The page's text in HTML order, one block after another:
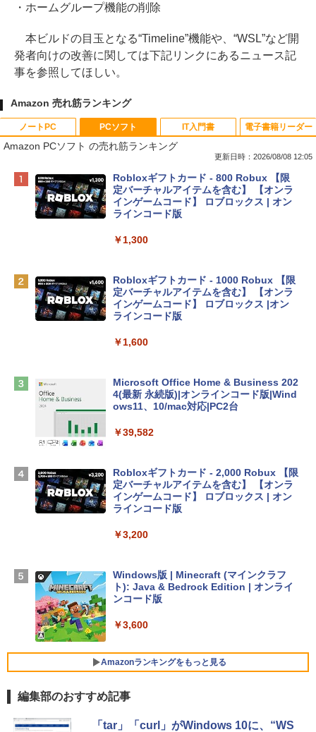
・ホームグループ機能の削除
本ビルドの目玉となる“Timeline”機能や、“WSL”など開
発者向けの改善に関しては下記リンクにあるニュース記
事を参照してほしい。
Amazon 売れ筋ランキング
ノートPC
Apple 2026 MacBook Neo A18 Proチッ
プ搭載13インチノートブック：AIとAppl
e Intelligenceのために設計、Liquid Ret
inaディスプレイ、8GBユニファイドメモ
eTime HDカメラ - インディゴ
tomtoc 360°保護 15.6 16インチ パソコ
ンケース Dell NEC Lavie ASUS HP dyna
Apple 2026 MacBook Air M5チップ搭載
13インチノートブック：AIとApple Intell
スプレイ、16GBユニファイドメモリ、1
D - シルバー
￥261,414
【Amazon.co.jp限定】 HP ノートパソコ
￥129,800
FMV ノートパソコン WE1-K3 (MS 365 P
VWK3E15W_AZ
PCソフト
Amazon PCソフト の売れ筋ランキング
更新日時：2026/08/08 12:05
Robloxギフトカード - 800 Robux 【限
定バーチャルアイテムを含む】 【オンラ
インゲームコード】 ロブロックス | オン
ラインコード版
￥1,300
Robloxギフトカード - 1000 Robux 【限
定バーチャルアイテムを含む】 【オンラ
インゲームコード】 ロブロックス |オン
ラインコード版
￥1,600
Microsoft Office Home & Business 202
4(最新 永続版)|オンラインコード版|Wind
ows11、10/mac対応|PC2台
￥39,582
Robloxギフトカード - 2,000 Robux 【限
定バーチャルアイテムを含む】 【オンラ
インゲームコード】 ロブロックス | オン
ラインコード版
￥3,200
Windows版 | Minecraft (マインクラフ
ト): Java & Bedrock Edition | オンライ
ンコード版
￥3,600
Amazonランキングをもっと見る
IT入門書
生成AIパスポート公式テキスト 第４版
電子書籍リーダー
Amazon Kindle Paperwhite (16GB) 7イ
編集部のおすすめ記事
「tar」「curl」がWindows 10に、“WS